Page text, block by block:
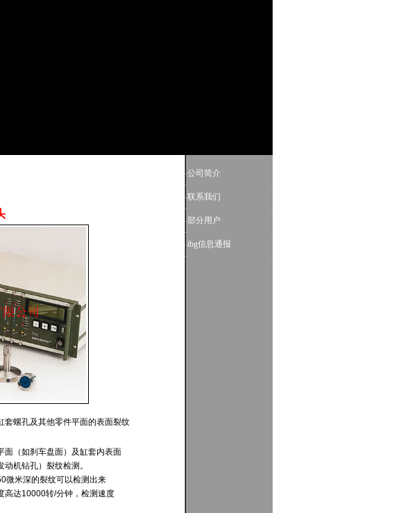
-公司简介
-联系我们
-部分用户
-ibg信息通报
螺孔及其他零件平面的表面裂纹
面（如刹车盘面）及缸套内表面
动机钻孔）裂纹检测。
微米深的裂纹可以检测出来
高达10000转/分钟，检测速度